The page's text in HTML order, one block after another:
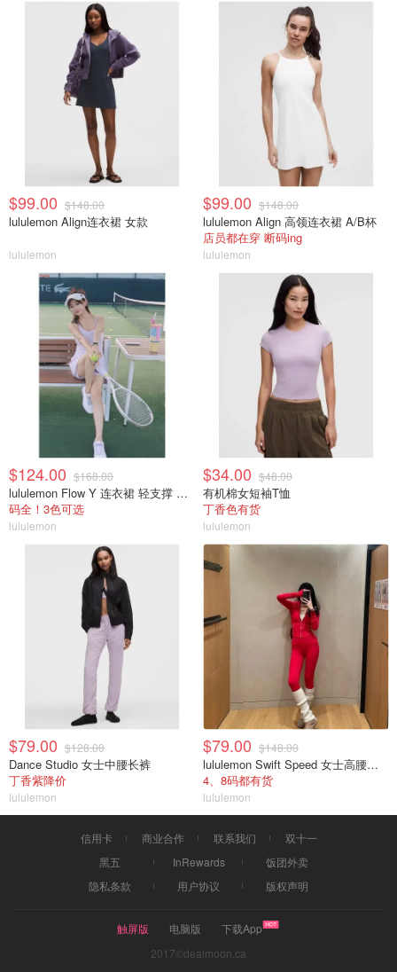
$99.00 $148.00
lululemon Align连衣裙 女款
lululemon
$99.00 $148.00
lululemon Align 高领连衣裙 A/B杯
店员都在穿 断码ing
lululemon
$124.00 $168.00
lululemon Flow Y 连衣裙 轻支撑 B/C杯
码全！3色可选
lululemon
$34.00 $48.00
有机棉女短袖T恤
丁香色有货
lululemon
$79.00 $128.00
Dance Studio 女士中腰长裤
丁香紫降价
lululemon
$79.00 $148.00
lululemon Swift Speed 女士高腰紧身裤
4、8码都有货
lululemon
信用卡 商业合作 联系我们
双十一
黑五
InRewards
饭团外卖
隐私条款
用户协议 版权声明
触屏版 电脑版
下载App
2017©dealmoon.ca